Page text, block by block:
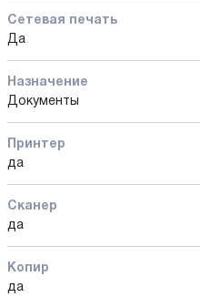
Сетевая печать
Да
Назначение
Документы
Принтер
да
Сканер
да
Копир
да